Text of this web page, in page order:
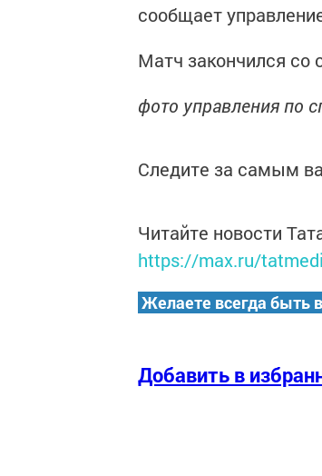
сообщает
Матч закончился со
фото управления по
Следите за самым
Читайте новости
https://max.ru/
Желаете всегда быть
Добавить в